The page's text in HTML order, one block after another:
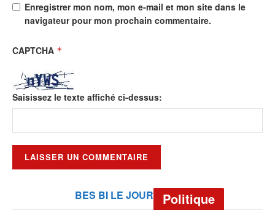
Enregistrer mon nom, mon e-mail et mon site dans le
navigateur pour mon prochain commentaire.
CAPTCHA *
Saisissez le texte affiché ci-dessus:
BES BI LE JOUR Politique